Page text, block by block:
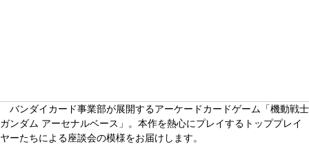
バンダイカード事業部が展開するアーケードカードゲーム「機動戦士
ガンダム アーセナルベース」。本作を熱心にプレイするトッププレイ
ヤーたちによる座談会の模様をお届けします。